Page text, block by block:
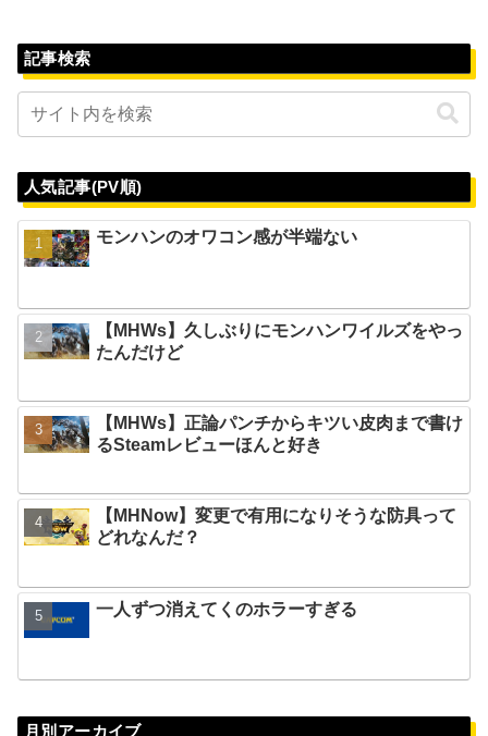
記事検索
人気記事(PV順)
モンハンのオワコン感が半端ない
【MHWs】久しぶりにモンハンワイルズをやっ
たんだけど
【MHWs】正論パンチからキツい皮肉まで書け
るSteamレビューほんと好き
【MHNow】変更で有用になりそうな防具って
どれなんだ？
一人ずつ消えてくのホラーすぎる
月別アーカイブ